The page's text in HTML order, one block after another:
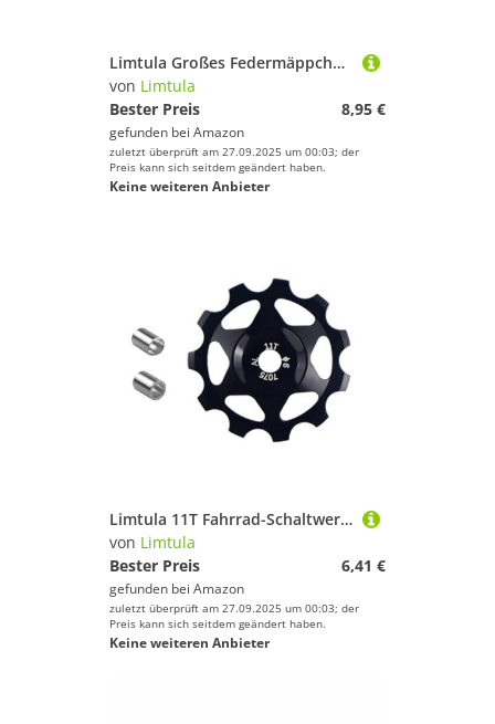
Limtula Großes Federmäppchen mit Griff, geräumige Fächer, Plüsch-Bleistiftbeutel, Stift-Organizer, Tasche, Reise-Make-up-Tasche, weiche Schul-Bleistifttasche, Schwarz
von Limtula
Bester Preis
8,95 €
gefunden bei Amazon
zuletzt überprüft am 27.09.2025 um 00:03; der
Preis kann sich seitdem geändert haben.
Keine weiteren Anbieter
Limtula 11T Fahrrad-Schaltwerk, Rad, Stahllager, Riemenscheiben, Aluminium-Legierungen, Führungsrolle, Aluminium-Legierungen, Führungsrolle
von Limtula
Bester Preis
6,41 €
gefunden bei Amazon
zuletzt überprüft am 27.09.2025 um 00:03; der
Preis kann sich seitdem geändert haben.
Keine weiteren Anbieter